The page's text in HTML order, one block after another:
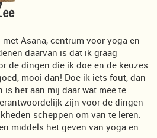
Asana, centrum voor yoga en
daarvan is dat ik graag
de dingen die ik doe en de keuzes
mooi dan! Doe ik iets fout, dan
is het aan mij daar wat mee te
zijn voor de dingen
scheppen om van te leren.
middels het geven van yoga en